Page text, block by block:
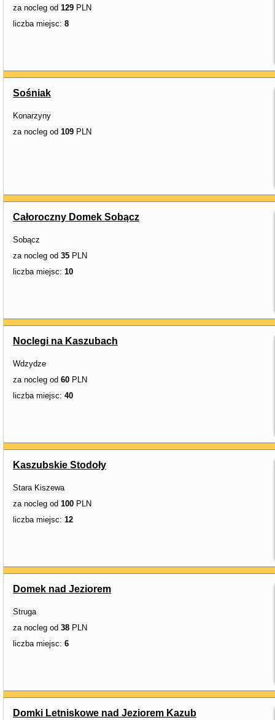
za nocleg od 129 PLN
liczba miejsc: 8
Sośniak
Konarzyny
za nocleg od 109 PLN
Całoroczny Domek Sobącz
Sobącz
za nocleg od 35 PLN
liczba miejsc: 10
Noclegi na Kaszubach
Wdzydze
za nocleg od 60 PLN
liczba miejsc: 40
Kaszubskie Stodoły
Stara Kiszewa
za nocleg od 100 PLN
liczba miejsc: 12
Domek nad Jeziorem
Struga
za nocleg od 38 PLN
liczba miejsc: 6
Domki Letniskowe nad Jeziorem Kazub